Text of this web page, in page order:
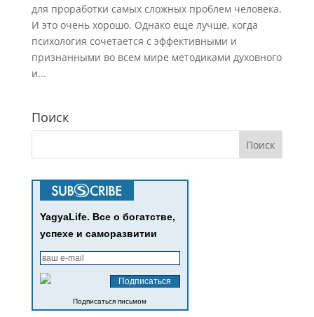
для проработки самых сложных проблем человека.
И это очень хорошо. Однако еще лучше, когда
психология сочетается с эффективными и
признанными во всем мире методиками духовного
и...
Поиск
YagyaLife. Все о богатстве,
успехе и саморазвитии
Подписаться письмом